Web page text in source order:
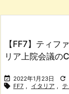
【FF7】ティフ
リア上院会議の
 2022年1月23日 
 FF7 , イタリア ,